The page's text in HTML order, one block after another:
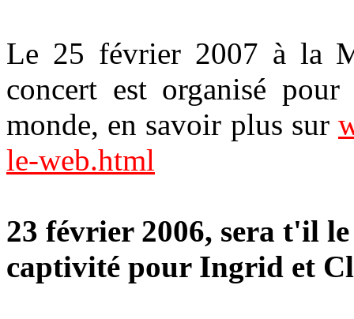
Le 25 février 2007 à la
concert est organisé
monde, en savoir plus sur
le-web.html
23 février 2006, sera t'il
captivité pour Ingrid et